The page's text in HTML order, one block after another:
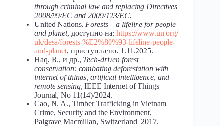
through criminal law and replacing Directives
2008/99/EC and 2009/123/EC.
United Nations, Forests – a lifeline for people
and planet, доступно на: https://www.un.org/
uk/desa/forests-%E2%80%93-lifeline-people-
and-planet, приступљено: 1.11.2025.
Haq, B., и др., Tech-driven forest
conservation: combating deforestation with
internet of things, artificial intelligence, and
remote sensing, IEEE Internet of Things
Journal, No 11(14)/2024.
Cao, N. A., Timber Trafficking in Vietnam
Crime, Security and the Environment,
Palgrave Macmillan, Switzerland, 2017.